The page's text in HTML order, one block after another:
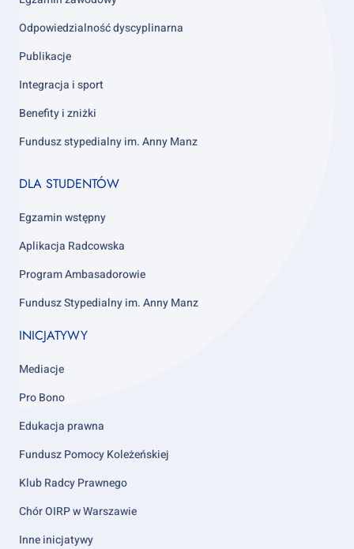
Odpowiedzialność dyscyplinarna
Publikacje
Integracja i sport
Benefity i zniżki
Fundusz stypedialny im. Anny Manz
Footer
4
DLA STUDENTÓW
Egzamin wstępny
Aplikacja Radcowska
Program Ambasadorowie
Fundusz Stypedialny im. Anny Manz
INICJATYWY
Mediacje
Pro Bono
Edukacja prawna
Fundusz Pomocy Koleżeńskiej
Klub Radcy Prawnego
Chór OIRP w Warszawie
Inne inicjatywy